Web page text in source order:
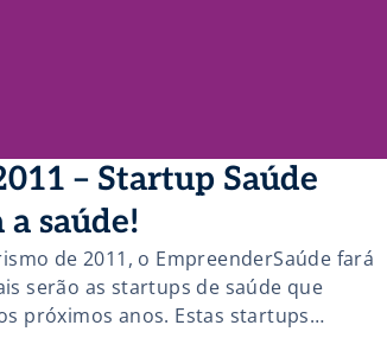
– Startup Saúde
saúde!
de 2011, o EmpreenderSaúde fará
serão as startups de saúde que
próximos anos. Estas startups